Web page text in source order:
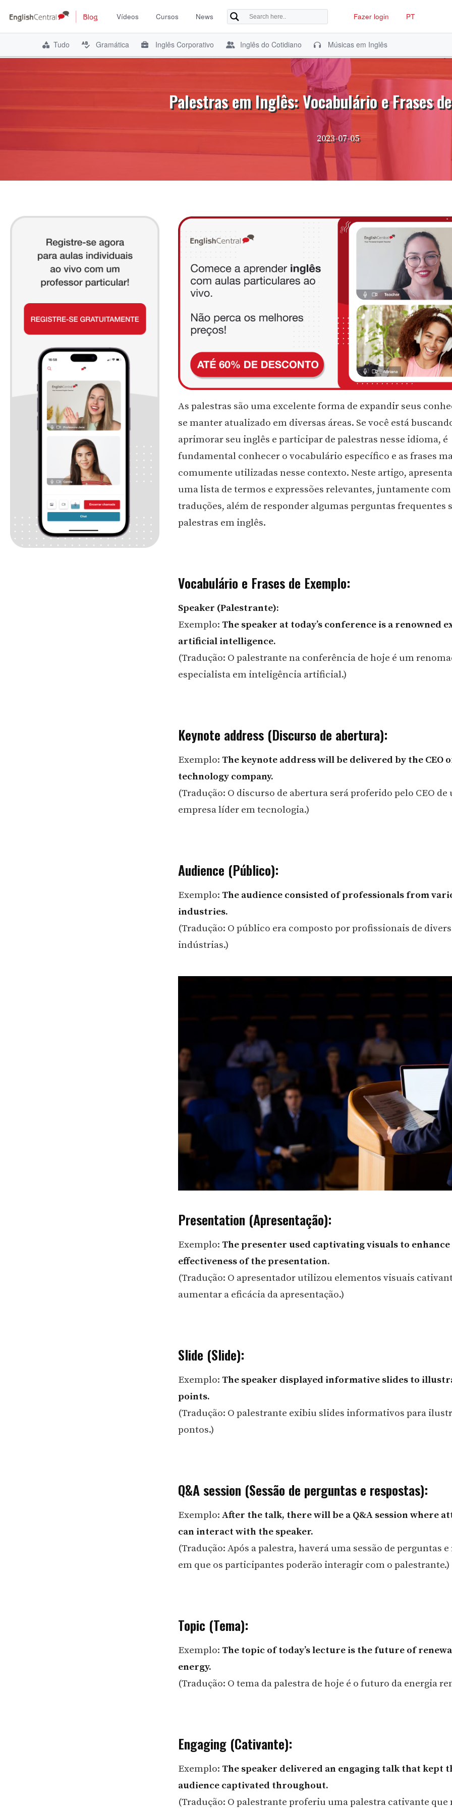
Vídeos Cursos News Fazer login PT
Tudo Gramática Inglês Corporativo Inglês do Cotidiano Músicas em Inglês
Palestras em Inglês: Vocabulário e Frases
2023-07-05
As palestras são uma excelente forma de expandir seus
se manter atualizado em diversas áreas. Se você está
aprimorar seu inglês e participar de palestras nesse idioma, é
fundamental conhecer o vocabulário específico e as frases
comumente utilizadas nesse contexto. Neste artigo,
uma lista de termos e expressões relevantes, juntamente com
traduções, além de responder algumas perguntas frequentes
palestras em inglês.
Vocabulário e Frases de Exemplo:
Speaker (Palestrante):
Exemplo: The speaker at today’s conference is a renowned
artificial intelligence.
(Tradução: O palestrante na conferência de hoje é um
especialista em inteligência artificial.)
Keynote address (Discurso de abertura):
Exemplo: The keynote address will be delivered by the CEO
technology company.
(Tradução: O discurso de abertura será proferido pelo CEO de
empresa líder em tecnologia.)
Audience (Público):
Exemplo: The audience consisted of professionals from
industries.
(Tradução: O público era composto por profissionais de
indústrias.)
Presentation (Apresentação):
Exemplo: The presenter used captivating visuals to
effectiveness of the presentation.
(Tradução: O apresentador utilizou elementos visuais
aumentar a eficácia da apresentação.)
Slide (Slide):
Exemplo: The speaker displayed informative slides to
points.
(Tradução: O palestrante exibiu slides informativos para
pontos.)
Q&A session (Sessão de perguntas e respostas):
Exemplo: After the talk, there will be a Q&A session where
can interact with the speaker.
(Tradução: Após a palestra, haverá uma sessão de perguntas
em que os participantes poderão interagir com o palestrante.)
Topic (Tema):
Exemplo: The topic of today’s lecture is the future of
energy.
(Tradução: O tema da palestra de hoje é o futuro da energia
Engaging (Cativante):
Exemplo: The speaker delivered an engaging talk that kept
audience captivated throughout.
(Tradução: O palestrante proferiu uma palestra cativante que